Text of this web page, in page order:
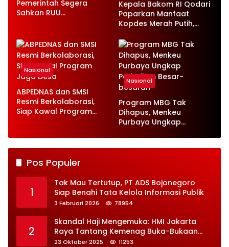
Pemerintah Segera
Sahkan RUU
Kepala Bakom RI Qodari
Paparkan Manfaat
Kopdes Merah Putih,
Kerja
Nasional
ABPEDNAS dan SMSI
Resmi Berkolaborasi,
Siap Kawal Program
Nasional
Program MBG Tak
Dihapus, Menkeu
Purbaya Ungkap
Pos Populer
1
Tak Mau Tertutup, PT ADS Bojonegoro
Siap Benahi Tata Kelola Informasi Publik
3 Februari 2026 78954
2
Skandal Haji Mengemuka: HMI Jakarta
Raya Tantang Kemenag Buka-Bukaan
Soal Kontrak Syarekah Bermasalah
23 Oktober 2025 11253